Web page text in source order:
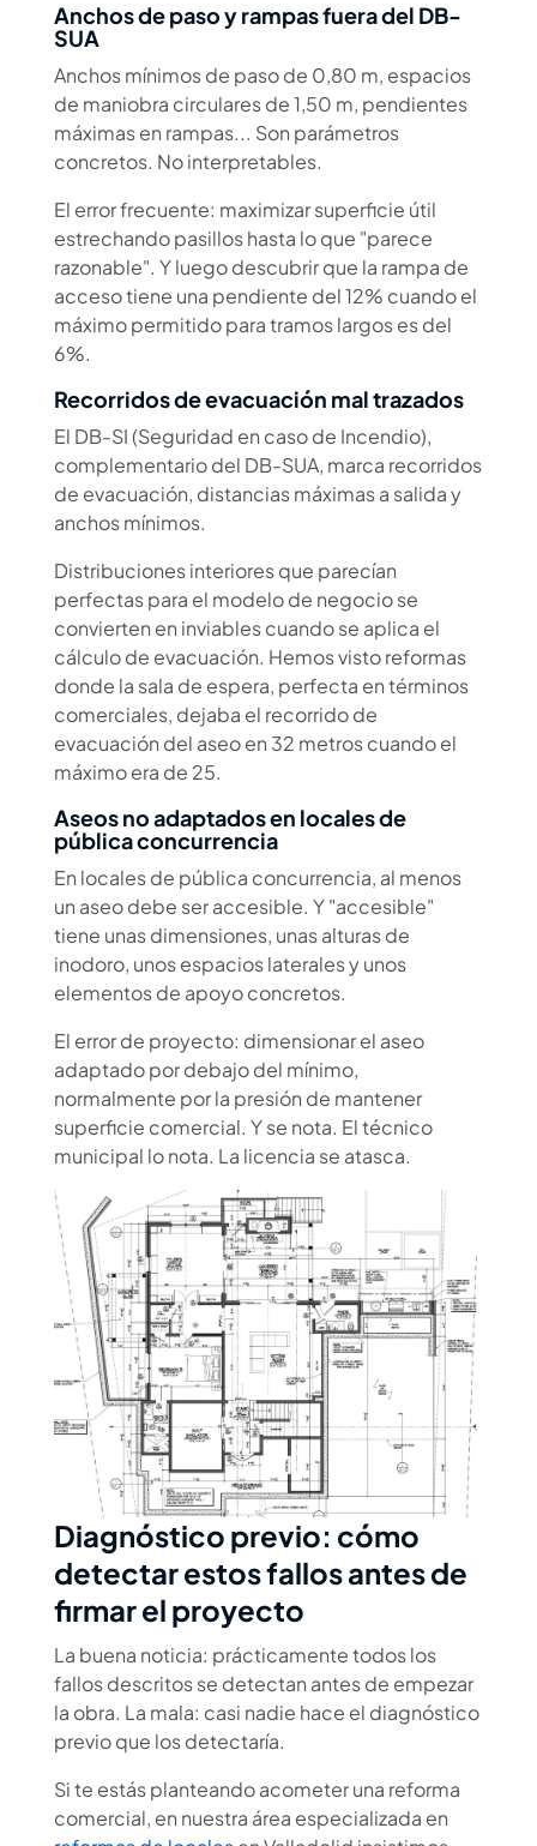
Anchos de paso y rampas fuera del DB-
SUA
Anchos mínimos de paso de 0,80 m, espacios
de maniobra circulares de 1,50 m, pendientes
máximas en rampas... Son parámetros
concretos. No interpretables.
El error frecuente: maximizar superficie útil
estrechando pasillos hasta lo que "parece
razonable". Y luego descubrir que la rampa de
acceso tiene una pendiente del 12% cuando el
máximo permitido para tramos largos es del
6%.
Recorridos de evacuación mal trazados
El DB-SI (Seguridad en caso de Incendio),
complementario del DB-SUA, marca recorridos
de evacuación, distancias máximas a salida y
anchos mínimos.
Distribuciones interiores que parecían
perfectas para el modelo de negocio se
convierten en inviables cuando se aplica el
cálculo de evacuación. Hemos visto reformas
donde la sala de espera, perfecta en términos
comerciales, dejaba el recorrido de
evacuación del aseo en 32 metros cuando el
máximo era de 25.
Aseos no adaptados en locales de
pública concurrencia
En locales de pública concurrencia, al menos
un aseo debe ser accesible. Y "accesible"
tiene unas dimensiones, unas alturas de
inodoro, unos espacios laterales y unos
elementos de apoyo concretos.
El error de proyecto: dimensionar el aseo
adaptado por debajo del mínimo,
normalmente por la presión de mantener
superficie comercial. Y se nota. El técnico
municipal lo nota. La licencia se atasca.
Diagnóstico previo: cómo
detectar estos fallos antes de
firmar el proyecto
La buena noticia: prácticamente todos los
fallos descritos se detectan antes de empezar
la obra. La mala: casi nadie hace el diagnóstico
previo que los detectaría.
Si te estás planteando acometer una reforma
comercial, en nuestra área especializada en